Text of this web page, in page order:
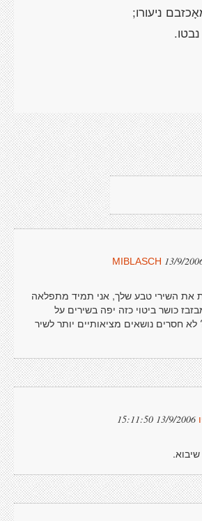
ניעורו;
MIBLASCH 13/9/
את השירי טבע שלך, אני תמיד מתפלאה
כושר ביטוי כזה יפה בשירים על
חסרים נושאים מציאותיים יותר לשיר
13/9/2006 15:11:50